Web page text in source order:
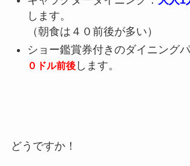
します。
（朝食は４０前後が多い）
ショー鑑賞券付きのダイニング
０ドル前後します。
どうですか！